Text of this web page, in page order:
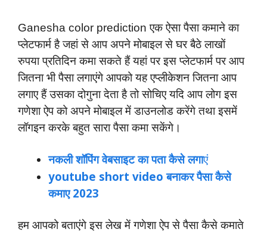
Ganesha color prediction एक ऐसा पैसा कमाने का
प्लेटफार्म है जहां से आप अपने मोबाइल से घर बैठे लाखों
रुपया प्रतिदिन कमा सकते हैं यहां पर इस प्लेटफार्म पर आप
जितना भी पैसा लगाएंगे आपको यह एप्लीकेशन जितना आप
लगाए हैं उसका दोगुना देता है तो सोचिए यदि आप लोग इस
गणेशा ऐप को अपने मोबाइल में डाउनलोड करेंगे तथा इसमें
लॉगइन करके बहुत सारा पैसा कमा सकेंगे।
नकली शॉपिंग वेबसाइट का पता कैसे लगाएं
youtube short video बनाकर पैसा कैसे
कमाए 2023
हम आपको बताएंगे इस लेख में गणेशा ऐप से पैसा कैसे कमाते